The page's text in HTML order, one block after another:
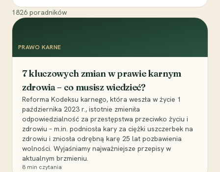
1826 poradników
PRAWO KARNE
7 kluczowych zmian w prawie karnym
zdrowia – co musisz wiedzieć?
Reforma Kodeksu karnego, która weszła w życie 1
października 2023 r., istotnie zmieniła
odpowiedzialność za przestępstwa przeciwko życiu i
zdrowiu – m.in. podniosła kary za ciężki uszczerbek na
zdrowiu i zniosła odrębną karę 25 lat pozbawienia
wolności. Wyjaśniamy najważniejsze przepisy w
aktualnym brzmieniu.
8 min czytania